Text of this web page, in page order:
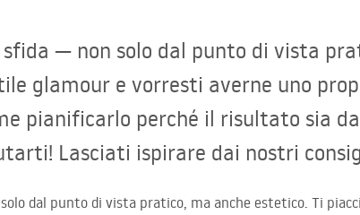
— non solo dal punto di vista
glamour e vorresti averne uno
pianificarlo perché il risultato sia
Lasciati ispirare dai nostri
dal punto di vista pratico, ma anche estetico. Ti